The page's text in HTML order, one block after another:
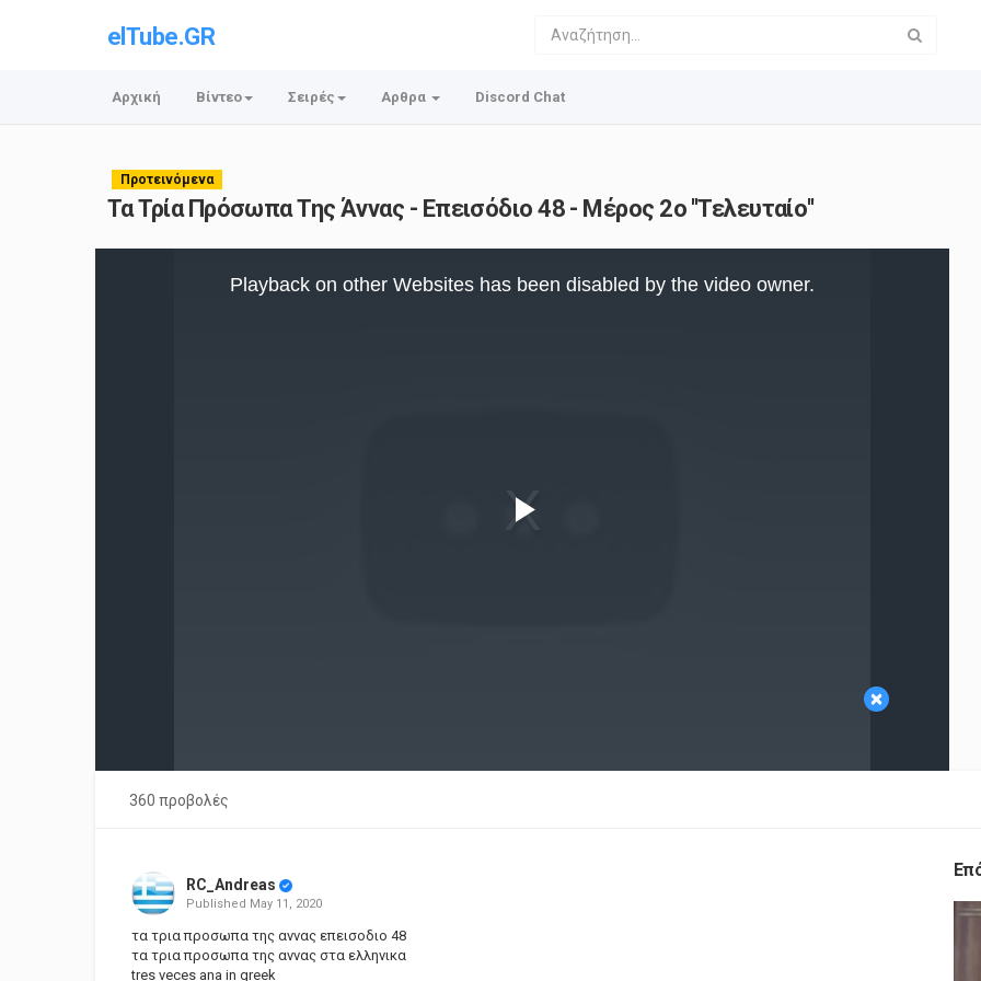
elTube.GR
Αρχική Βίντεο Σειρές Αρθρα Discord Chat
Προτεινόμενα
Τα Τρία Πρόσωπα Της Άννας - Επεισόδιο 48 - Μέρος 2ο ''Τελευταίο''
×
Playback on other Websites has been disabled by the video owner.
360 προβολές
RC_Andreas
Published May 11, 2020
τα τρια προσωπα της αννας επεισοδιο 48
τα τρια προσωπα της αννας στα ελληνικα
tres veces ana in greek